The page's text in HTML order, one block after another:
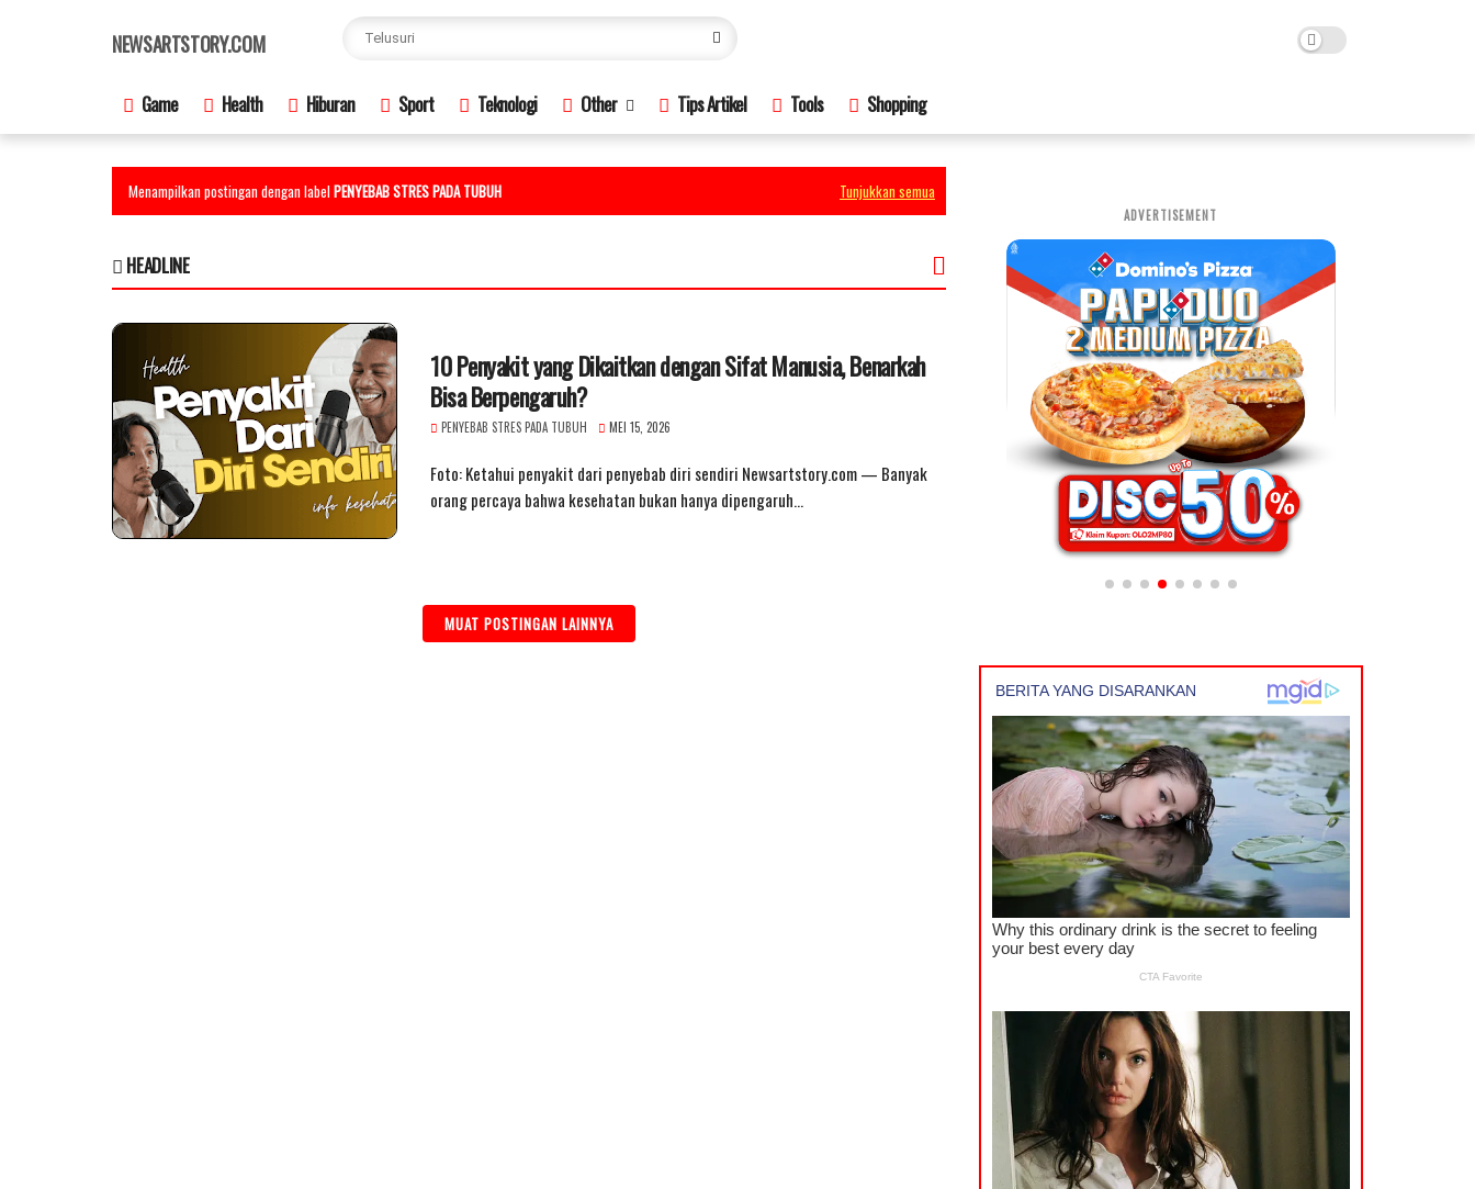
NEWSARTSTORY.COM
Game Health Hiburan Sport Teknologi Other Tips Artikel Tools Shopping
Menampilkan postingan dengan labelPENYEBAB STRES PADA TUBUH Tunjukkan semua
HEADLINE
10 Penyakit yang Dikaitkan dengan Sifat Manusia, Benarkah
Bisa Berpengaruh?
PENYEBAB STRES PADA TUBUH MEI 15, 2026
Foto: Ketahui penyakit dari penyebab diri sendiri Newsartstory.com — Banyak
orang percaya bahwa kesehatan bukan hanya dipengaruh…
MUAT POSTINGAN LAINNYA
ADVERTISEMENT